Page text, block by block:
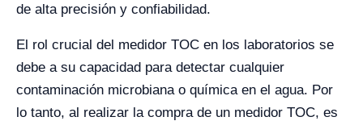
de alta precisión y confiabilidad.
El rol crucial del medidor TOC en los laboratorios se
debe a su capacidad para detectar cualquier
contaminación microbiana o química en el agua. Por
lo tanto, al realizar la compra de un medidor TOC, es